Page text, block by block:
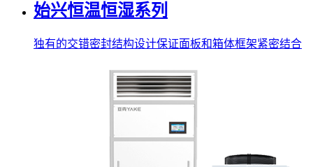
始兴恒温恒湿系列
独有的交错密封结构设计保证面板和箱体框架紧密结合